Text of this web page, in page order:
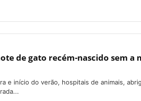
de gato recém-nascido sem a
e início do verão, hospitais de animais,